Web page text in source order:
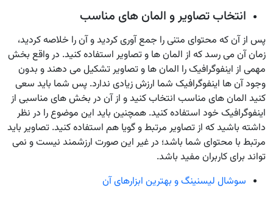
انتخاب تصاویر و المان های مناسب
پس از آن که محتوای متنی را جمع آوری کردید و آن را خلاصه کردید،
زمان آن می رسد که از المان ها و تصاویر استفاده کنید. در واقع بخش
مهمی از اینفوگرافیک را المان ها و تصاویر تشکیل می دهند و بدون
وجود آن ها اینفوگرافیک شما ارزش زیادی ندارد. پس شما باید سعی
کنید المان های مناسب انتخاب کنید و از آن در بخش های مناسبی از
اینفوگرافیک خود استفاده کنید. همچنین باید این موضوع را در نظر
داشته باشید که از تصاویر مرتبط و گویا هم استفاده کنید. تصاویر باید
مرتبط با محتوای شما باشد؛ در غیر این صورت ارزشمند نیست و نمی
تواند برای کاربران مفید باشد.
سوشال لیسنینگ و بهترین ابزارهای آن